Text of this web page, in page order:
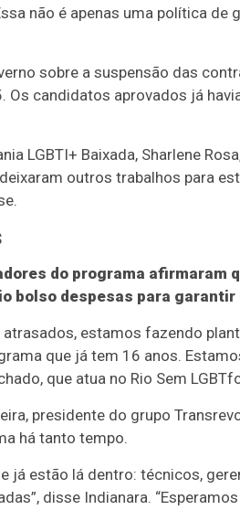
não é apenas uma política
sobre a suspensão das
candidatos aprovados já
LGBTI+ Baixada, Sharlene
outros trabalhos para
do programa afirmaram
bolso despesas para
estamos fazendo
que já tem 16 anos.
que atua no Rio Sem
presidente do grupo
há tanto tempo.
já estão lá dentro: técnicos,
disse Indianara.